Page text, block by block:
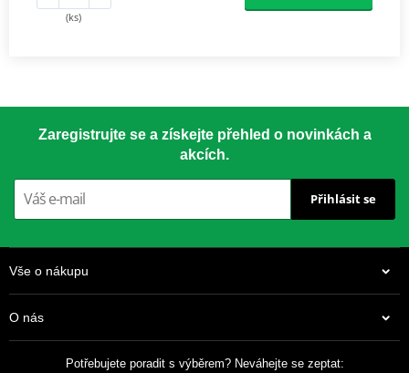
(ks)
Zaregistrujte se a získejte přehled o novinkách a
akcích.
Přihlásit se
Vše o nákupu
O nás
Potřebujete poradit s výběrem? Neváhejte se zeptat: